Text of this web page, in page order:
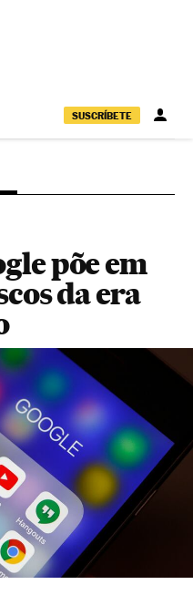
SUSCRÍBETE
põe em
da era